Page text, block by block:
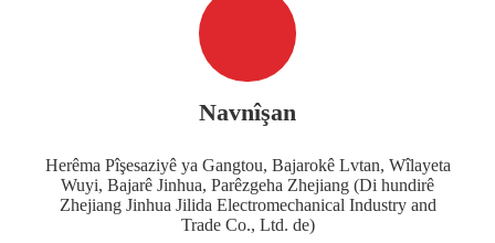
Navnîşan
Herêma Pîşesaziyê ya Gangtou, Bajarokê Lvtan, Wîlayeta
Wuyi, Bajarê Jinhua, Parêzgeha Zhejiang (Di hundirê
Zhejiang Jinhua Jilida Electromechanical Industry and
Trade Co., Ltd. de)